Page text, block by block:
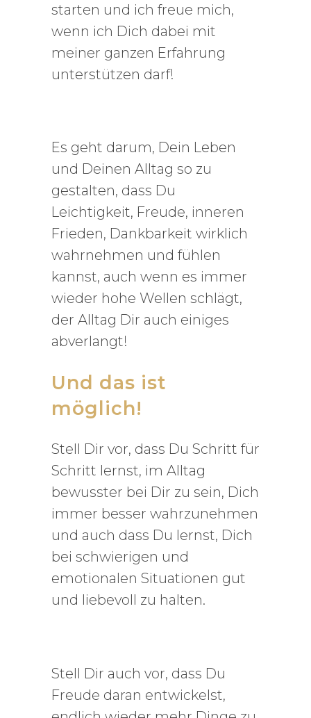
starten und ich freue mich,
wenn ich Dich dabei mit
meiner ganzen Erfahrung
unterstützen darf!
Es geht darum, Dein Leben
und Deinen Alltag so zu
gestalten, dass Du
Leichtigkeit, Freude, inneren
Frieden, Dankbarkeit wirklich
wahrnehmen und fühlen
kannst, auch wenn es immer
wieder hohe Wellen schlägt,
der Alltag Dir auch einiges
abverlangt!
Und das ist
möglich!
Stell Dir vor, dass Du Schritt für
Schritt lernst, im Alltag
bewusster bei Dir zu sein, Dich
immer besser wahrzunehmen
und auch dass Du lernst, Dich
bei schwierigen und
emotionalen Situationen gut
und liebevoll zu halten.
Stell Dir auch vor, dass Du
Freude daran entwickelst,